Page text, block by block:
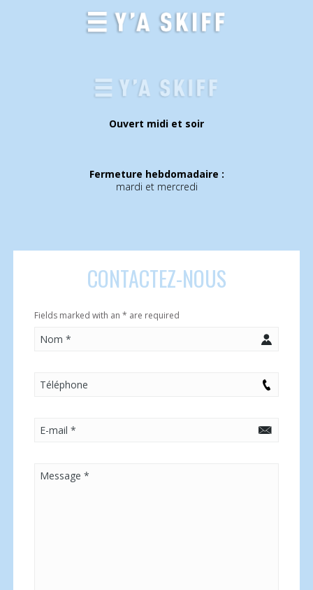
Ouvert midi et soir
Fermeture hebdomadaire :
mardi et mercredi
CONTACTEZ-NOUS
Fields marked with an* are required